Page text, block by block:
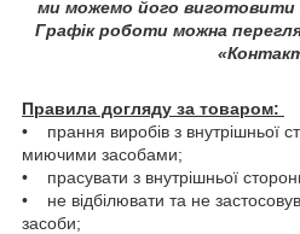
ми можемо його виготовити
Графік роботи можна
Правила догляду за товаром:
• прання виробів з внутрішньої
миючими засобами;
• прасувати з внутрішньої
• не відбілювати та не
засоби;